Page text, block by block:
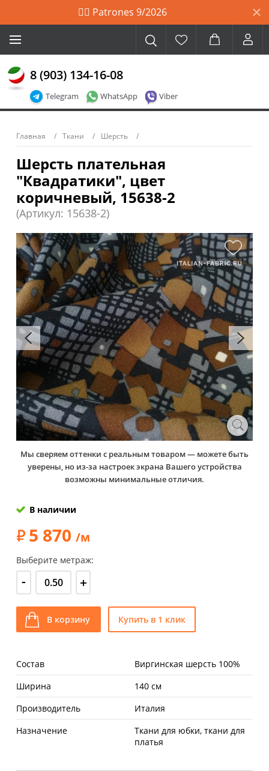
🙋‍♀️ Patrones 9/2026
Telegram WhatsApp Viber
8 (903) 134-16-08
Главная Ткани Шерсть
Шерсть плательная
"Квадратики", цвет
коричневый, 15638-2
(Артикул: 15638-2)
Мы сверяем оттенки с реальным товаром — можете быть
уверены, но из-за настроек экрана Вашего устройства
возможны минимальные отличия.
В наличии
5 870 /м
Выберите метраж:
- +
В корзину Купить в 1 клик
Состав
Виргинская шерсть 100%
Ширина
140 см
Производитель
Италия
Назначение
Ткани для юбки, ткани для
платья